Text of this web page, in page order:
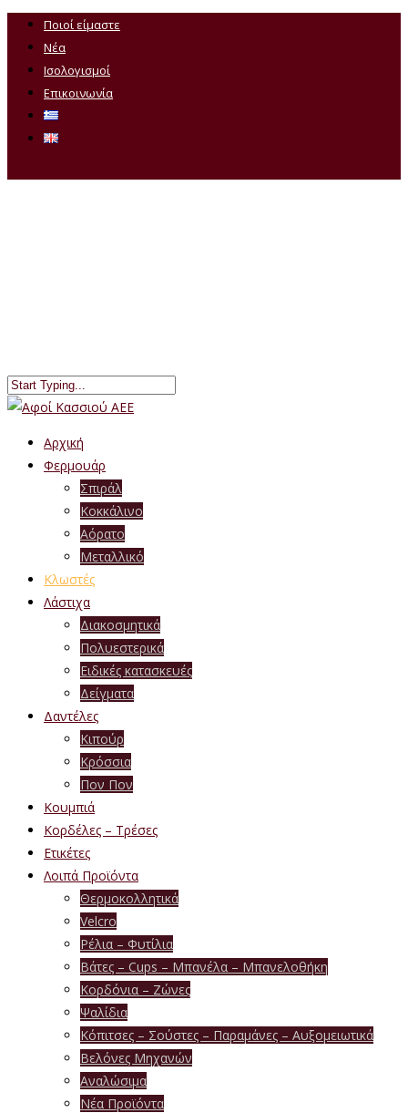
Ποιοί είμαστε
Νέα
Ισολογισμοί
Επικοινωνία
Αρχική
Φερμουάρ
Σπιράλ
Κοκκάλινο
Αόρατο
Μεταλλικό
Κλωστές
Λάστιχα
Διακοσμητικά
Πολυεστερικά
Ειδικές κατασκευές
Δείγματα
Δαντέλες
Κιπούρ
Κρόσσια
Πον Πον
Κουμπιά
Κορδέλες – Τρέσες
Ετικέτες
Λοιπά Προϊόντα
Θερμοκολλητικά
Velcro
Ρέλια – Φυτίλια
Βάτες – Cups – Μπανέλα – Μπανελοθήκη
Κορδόνια – Ζώνες
Ψαλίδια
Κόπιτσες – Σούστες – Παραμάνες – Αυξομειωτικά
Βελόνες Μηχανών
Αναλώσιμα
Νέα Προϊόντα